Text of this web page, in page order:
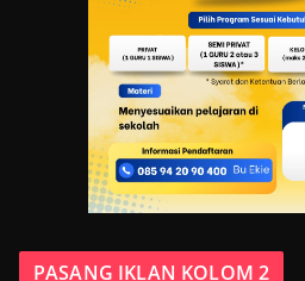
PASANG IKLAN KOLOM 2